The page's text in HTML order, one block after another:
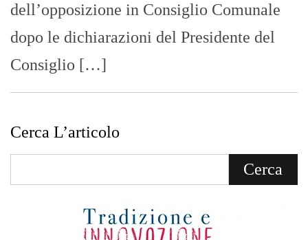
dell’opposizione in Consiglio Comunale
dopo le dichiarazioni del Presidente del
Consiglio […]
Cerca L’articolo